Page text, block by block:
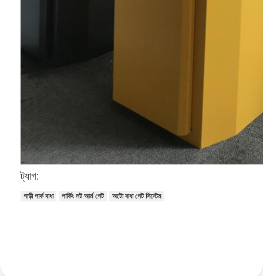
ট্যাগ:
গাড়ী পার্ক বাধা পার্কিং লট আর্ম গেট অটো বাধা গেট সিস্টেম